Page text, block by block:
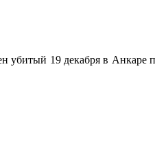
убитый 19 декабря в